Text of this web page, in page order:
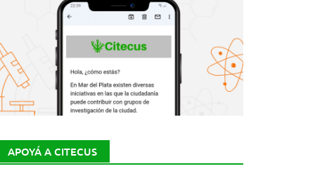
APOYÁ A CITECUS